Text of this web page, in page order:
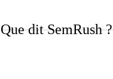
Que dit SemRush ?